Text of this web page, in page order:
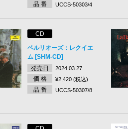
品 番 UCCS-50303/4
CD
ベルリオーズ：レクイエ
ム [SHM-CD]
発売日
2024.03.27
価 格 ¥2,420 (税込)
品 番 UCCS-50307/8